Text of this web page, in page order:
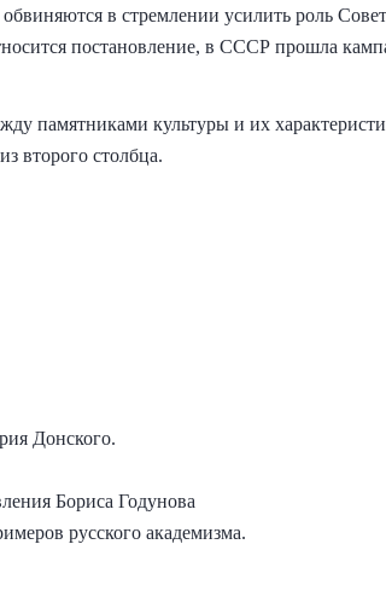
в стремлении усилить роль
постановление, в СССР прошла
памятниками культуры и их
второго столбца.
Донского.
Бориса Годунова
русского академизма.